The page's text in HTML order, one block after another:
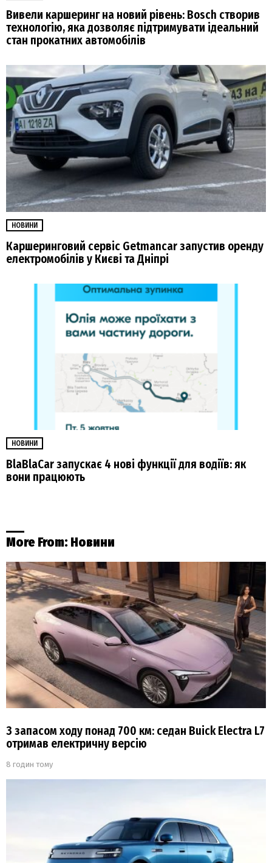
Вивели каршеринг на новий рівень: Bosch створив
технологію, яка дозволяє підтримувати ідеальний
стан прокатних автомобілів
НОВИНИ
Каршеринговий сервіс Getmancar запустив оренду
електромобілів у Києві та Дніпрі
НОВИНИ
BlaBlaCar запускає 4 нові функції для водіїв: як
вони працюють
More From: Новини
З запасом ходу понад 700 км: седан Buick Electra L7
отримав електричну версію
8 годин тому